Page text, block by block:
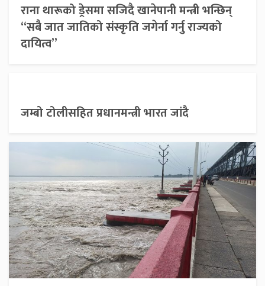
राना थारूको ड्रेसमा सजिदै खानेपानी मन्त्री भन्छिन्
“सबै जात जातिको संस्कृति जगेर्ना गर्नु राज्यको
दायित्व”
जम्बो टोलीसहित प्रधानमन्त्री भारत जांदै